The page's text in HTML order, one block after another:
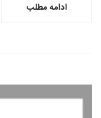
ادامه مطلب